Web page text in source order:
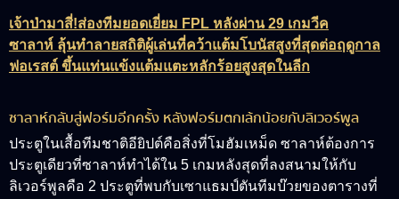
เจ้าป่ามาสี่!ส่องทีมยอดเยี่ยม FPL หลังผ่าน 29 เกมวีค
ซาลาห์ ลุ้นทำลายสถิติผู้เล่นที่คว้าแต้มโบนัสสูงที่สุดต่อฤดูกาล
ฟอเรสต์ ขึ้นแท่นแข้งแต้มแตะหลักร้อยสูงสุดในลีก
ซาลาห์กลับสู่ฟอร์มอีกครั้ง หลังฟอร์มตกเล้กน้อยกับลิเวอร์พูล
ประตูในเสื้อทีมชาติอียิปต์คือสิ่งที่โมฮัมเหม็ด ซาลาห์ต้องการ
ประตูเดียวที่ซาลาห์ทำได้ใน 5 เกมหลังสุดที่ลงสนามให้กับ
ลิเวอร์พูลคือ 2 ประตูที่พบกับเซาแธมป์ตันทีมบ๊วยของตารางที่